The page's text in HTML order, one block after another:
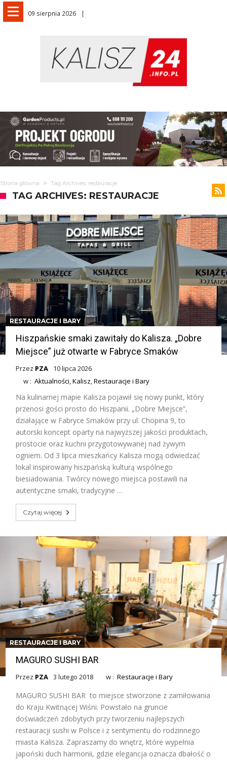
09 sierpnia 2026
Strona główna Tag Archives: restauracje
TAG ARCHIVES: RESTAURACJE
RESTAURACJE I BARY
Hiszpańskie smaki zawitały do Kalisza. „Dobre
Miejsce” już otwarte w Fabryce Smaków
Przez PZA
10 lipca 2026
w :Aktualności,Kalisz,Restauracje i Bary
Na kulinarnej mapie Kalisza pojawił się nowy punkt, który
przenosi gości prosto do Hiszpanii. „Dobre Miejsce”,
działające w Fabryce Smaków przy ul. Chopina 9, to
autorski koncept oparty na najwyższej jakości produktach,
prostocie oraz kuchni przygotowywanej nad żywym
ogniem. Od 3 lipca mieszkańcy Kalisza mogą odwiedzać
lokal inspirowany hiszpańską kulturą wspólnego
biesiadowania. Twórcy nowego miejsca postawili na
autentyczne smaki, tradycyjne …
Czytaj więcej
RESTAURACJE I BARY
MAGURO SUSHI BAR
Przez PZA 3 lutego 2018 w :Restauracje i Bary
MAGURO SUSHI BAR to miejsce stworzone z zamiłowania
do Kraju Kwitnącej Wiśni. Powstało na gruncie
doświadczeń zdobytych przy tworzeniu najlepszych
restauracji sushi w Polsce i z sentymentu do rodzinnego
miasta Kalisza. Zapraszamy do wnętrz, które wypełnia
japoński duch harmonii, gdzie elegancja oznacza dbałość o